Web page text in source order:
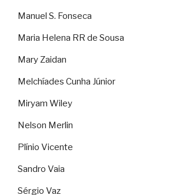
Manuel S. Fonseca
Maria Helena RR de Sousa
Mary Zaidan
Melchíades Cunha Júnior
Miryam Wiley
Nelson Merlin
Plínio Vicente
Sandro Vaia
Sérgio Vaz